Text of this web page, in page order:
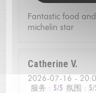
Fantastic food
michelin star
Catherine V
2026-07-16 -
服务 : 5/5 氛围 : 5/